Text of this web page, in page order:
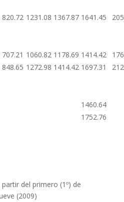
820.72 1231.08 1367.87 1641.45
707.21 1060.82 1178.69 1414.42
848.65 1272.98 1414.42 1697.31
1460.64
1752.76
partir del primero (1º) de
(2009)